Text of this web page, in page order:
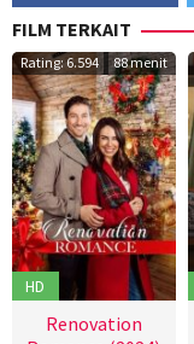
FILM TERKAIT
Rating: 6.594 88 menit
HD
Renovation